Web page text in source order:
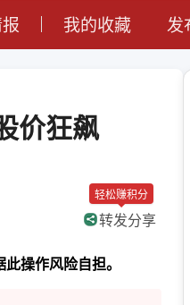
我的收藏 发
价狂飙
轻松赚积分
转发分享
操作风险自担。